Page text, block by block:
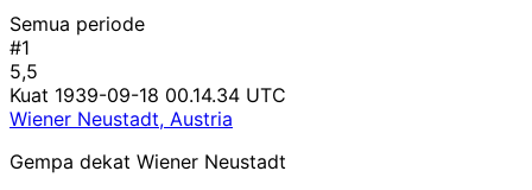
Semua periode
#1
5,5
Kuat 1939-09-18 00.14.34 UTC
Wiener Neustadt, Austria
Gempa dekat Wiener Neustadt